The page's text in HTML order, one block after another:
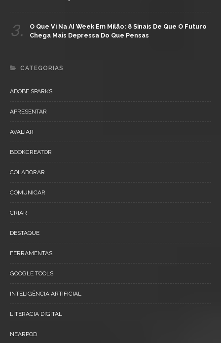
3.
O Que Vi Na AI Week Em Milão: 8 Sinais De Que O Futuro
Chega Mais Depressa Do Que Pensas
CATEGORIAS
ADOBE SPARKS
APRESENTAR
AVALIAR
BOOKCREATOR
COLABORAR
COMUNICAR
CRIAR
DESTAQUE
FERRAMENTAS
GOOGLE TOOLS
INTELIGÊNCIA ARTIFICIAL
LITERACIA DIGITAL
NEARPOD